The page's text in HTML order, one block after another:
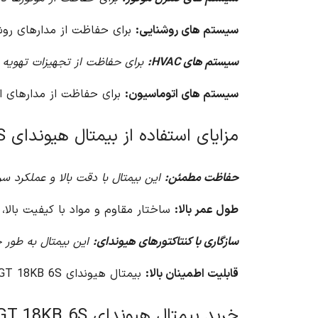
سیستم های روشنایی: برای حفاظت از مدارهای
سیستم های HVAC:
برای حفاظت از تجهیزات
سیستم های اتوماسیون: برای حفاظت از مدارهای
مزایای استفاده از بیمتال هیوندای HGT 18KB 6S
حفاظت مطمئن: این بیمتال با دقت بالا و
طول عمر بالا: ساختار مقاوم و مواد با کیفیت
سازگاری با کنتاکتورهای هیوندای: این بیمتال به
قابلیت اطمینان بالا: بیمتال هیوندای HGT 18KB 6S با استانداردهای بین المللی مطابقت دارد و قابلیت اطمینان بالا را ارائه می دهد.